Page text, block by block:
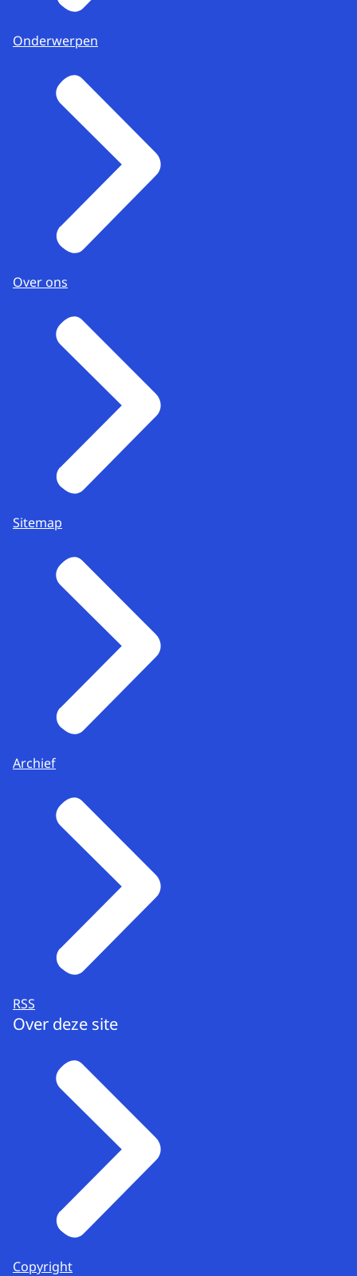
Onderwerpen
Over ons
Sitemap
Archief
RSS
Over deze site
Copyright